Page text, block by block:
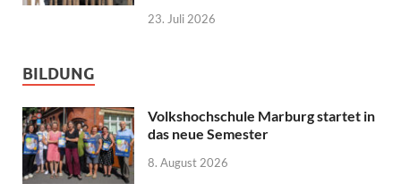
23. Juli 2026
BILDUNG
Volkshochschule Marburg startet in
das neue Semester
8. August 2026